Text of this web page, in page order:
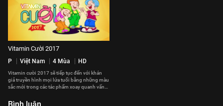
Vitamin Cười 2017
P Việt Nam 4 Mùa HD
Vitamin cười 2017 sẽ tiếp tục đến với khán
giả truyền hình mọi lứa tuổi bằng những màu
sắc mới trong các tác phẩm xoay quanh vấn
#vitamin_cuoi_2017
Bình luận